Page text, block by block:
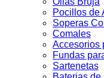
Pocillos de
Soperas
Comales
Accesorios
Fundas
Sartenetas